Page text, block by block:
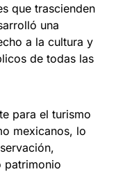
que trascienden
una
a la cultura y
de todas las
para el turismo
mexicanos, lo
patrimonio